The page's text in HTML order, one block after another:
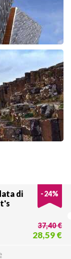
di
-24%
37,40 €
28,59 €